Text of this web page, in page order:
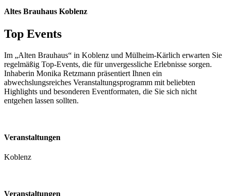
Altes Brauhaus Koblenz
Top Events
Im „Alten Brauhaus“ in Koblenz und Mülheim-Kärlich erwarten Sie
regelmäßig Top-Events, die für unvergessliche Erlebnisse sorgen.
Inhaberin Monika Retzmann präsentiert Ihnen ein
abwechslungsreiches Veranstaltungsprogramm mit beliebten
Highlights und besonderen Eventformaten, die Sie sich nicht
entgehen lassen sollten.
Veranstaltungen
Koblenz
Veranstaltungen